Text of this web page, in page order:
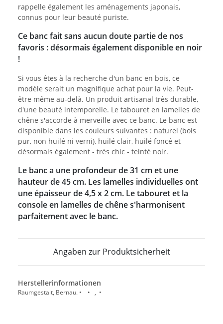
rappelle également les aménagements japonais,
connus pour leur beauté puriste.
Ce banc fait sans aucun doute partie de nos
favoris : désormais également disponible en noir
!
Si vous êtes à la recherche d'un banc en bois, ce
modèle serait un magnifique achat pour la vie. Peut-
être même au-delà. Un produit artisanal très durable,
d'une beauté intemporelle. Le tabouret en lamelles de
chêne s'accorde à merveille avec ce banc. Le banc est
disponible dans les couleurs suivantes : naturel (bois
pur, non huilé ni verni), huilé clair, huilé foncé et
désormais également - très chic - teinté noir.
Le banc a une profondeur de 31 cm et une
hauteur de 45 cm. Les lamelles individuelles ont
une épaisseur de 4,5 x 2 cm. Le tabouret et la
console en lamelles de chêne s'harmonisent
parfaitement avec le banc.
Angaben zur Produktsicherheit
Herstellerinformationen
Raumgestalt, Bernau. • • , •